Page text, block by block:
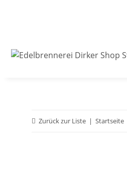
Zurück zur Liste Startseite